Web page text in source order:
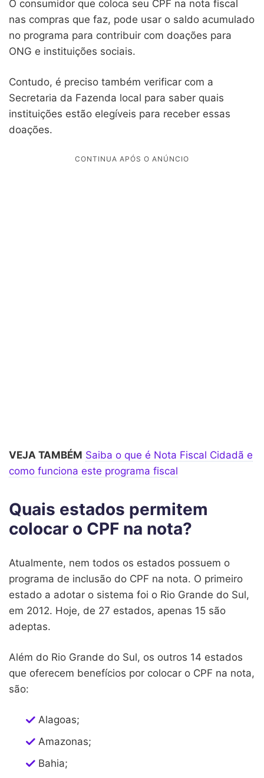
O consumidor que coloca seu CPF na nota fiscal
nas compras que faz, pode usar o saldo acumulado
no programa para contribuir com doações para
ONG e instituições sociais.
Contudo, é preciso também verificar com a
Secretaria da Fazenda local para saber quais
instituições estão elegíveis para receber essas
doações.
VEJA TAMBÉM Saiba o que é Nota Fiscal Cidadã e
como funciona este programa fiscal
Quais estados permitem
colocar o CPF na nota?
Atualmente, nem todos os estados possuem o
programa de inclusão do CPF na nota. O primeiro
estado a adotar o sistema foi o Rio Grande do Sul,
em 2012. Hoje, de 27 estados, apenas 15 são
adeptas.
Além do Rio Grande do Sul, os outros 14 estados
que oferecem benefícios por colocar o CPF na nota,
são:
Alagoas;
Amazonas;
Bahia;